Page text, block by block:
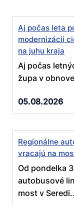
Aj počas leta
modernizácii
na juhu kraja
Aj počas
župa v
05.08.2026
Regionálne
vracajú na
Od pondelka
autobusové
most v